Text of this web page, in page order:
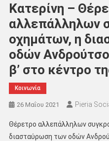
Κατερίνη –
αλλεπάλληλων
οχημάτων, η
οδών
β’ στο κέντρο
Κοινωνία
26 Μαΐου 2021 Pieria
Θέρετρο αλλεπάλληλων
διασταύρωση των οδών